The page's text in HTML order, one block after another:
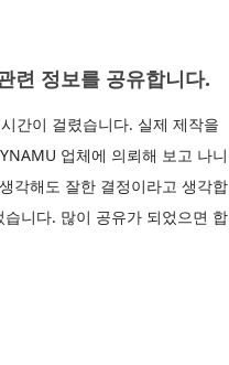
련 정보를 공유합니다.
간이 걸렸습니다. 실제 제작을
업체에 의뢰해 보고 나니
각해도 잘한 결정이라고 생각합
니다. 많이 공유가 되었으면 합